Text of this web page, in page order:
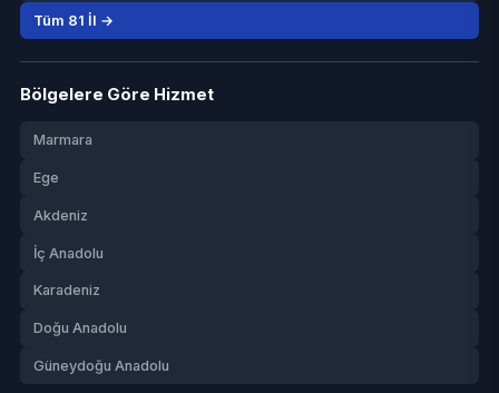
Tüm 81 İl →
Bölgelere Göre Hizmet
Marmara
Ege
Akdeniz
İç Anadolu
Karadeniz
Doğu Anadolu
Güneydoğu Anadolu